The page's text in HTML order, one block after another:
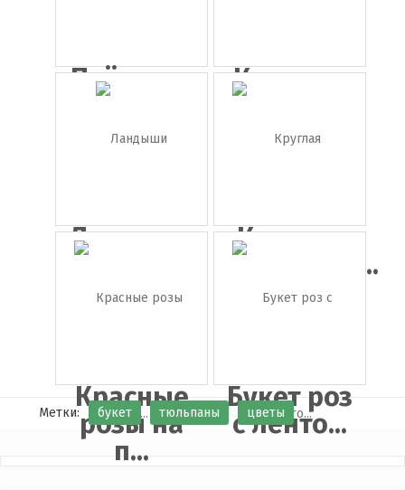
Пчёлы на
ромашках
Красные
Ландыши
Круглая
цветочная...
Красные
розы на
п...
Букет роз
с ленто...
Метки: букет тюльпаны цветы